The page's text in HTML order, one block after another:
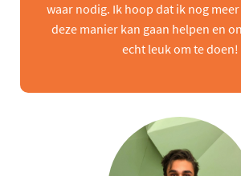
waar nodig. Ik hoop dat ik nog
deze manier kan gaan helpen en
echt leuk om te doen!